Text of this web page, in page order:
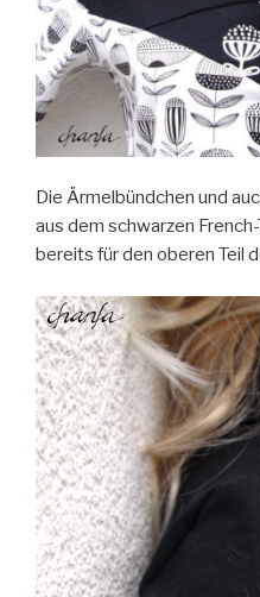
Die Ärmelbündchen und
aus dem schwarzen
bereits für den oberen Teil